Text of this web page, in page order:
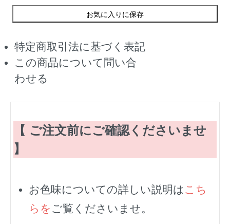
お気に入りに保存
特定商取引法に基づく表記
この商品について問い合
わせる
【 ご注文前にご確認くださいませ
】
お色味についての詳しい説明は こち
らを ご覧くださいませ。